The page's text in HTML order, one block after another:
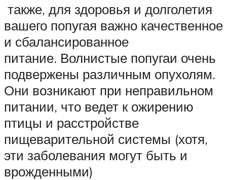
также, для здоровья и долголетия
вашего попугая важно качественное
и сбалансированное
питание. Волнистые попугаи очень
подвержены различным опухолям.
Они возникают при неправильном
питании, что ведет к ожирению
птицы и расстройстве
пищеварительной системы (хотя,
эти заболевания могут быть и
врожденными)